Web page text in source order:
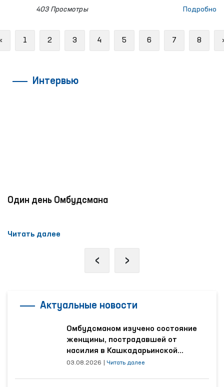
рамках национального превентивного
403 Просмотры Подробно
Previous
1 2 3 4 5 6 7 8
Интервью
Один день Омбудсмана
Читать далее
‹ ›
Актуальные новости
Омбудсманом изучено состояние
женщины, пострадавшей от
насилия в Кашкадарьинской
области
03.08.2026 Читать далее